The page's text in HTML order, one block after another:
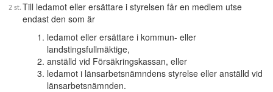
Till ledamot eller ersättare i styrelsen får en medlem utse
endast den som är
ledamot eller ersättare i kommun- eller
landstingsfullmäktige,
anställd vid Försäkringskassan, eller
ledamot i länsarbetsnämndens styrelse eller anställd vid
länsarbetsnämnden.